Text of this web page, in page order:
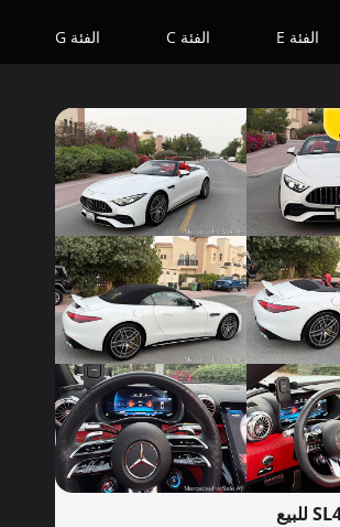
الفئة E الفئة C الفئة G